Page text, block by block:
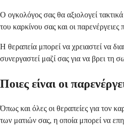
Ο ογκολόγος σας θα αξιολογεί
του καρκίνου σας και οι παρενέργειες
Η θεραπεία μπορεί να χρειαστεί να
συνεργαστεί μαζί σας για να βρει τη
Ποιες είναι οι
Όπως και όλες οι θεραπείες για τον
των ματιών σας, η οποία μπορεί να